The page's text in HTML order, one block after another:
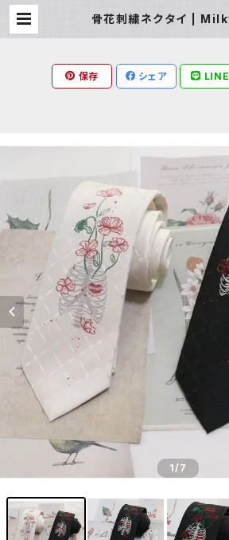
骨花刺繍ネクタイ |
保存 シェア LINE
1/7